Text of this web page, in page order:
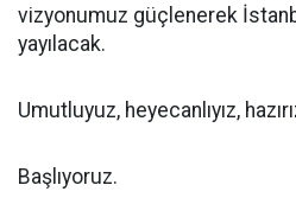
vizyonumuz güçlenerek
yayılacak.
Umutluyuz, heyecanlıyız,
Başlıyoruz.